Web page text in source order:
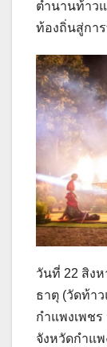
ตำนานท้าวแ
ท้องถิ่นสู่กา
วันที่ 22 สิงห
ธาตุ (วัดท้า
กำแพงเพช
จังหวัดกำแ